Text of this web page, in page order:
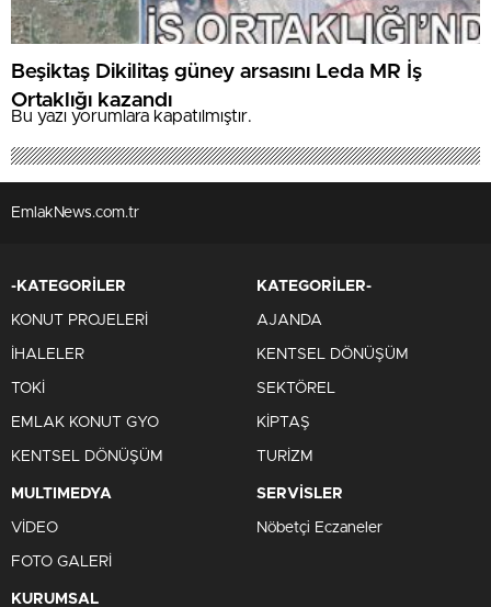
Beşiktaş Dikilitaş güney arsasını Leda MR İş
Ortaklığı kazandı
Bu yazı yorumlara kapatılmıştır.
EmlakNews.com.tr
-KATEGORİLER
KONUT PROJELERİ
İHALELER
TOKİ
EMLAK KONUT GYO
KENTSEL DÖNÜŞÜM
KATEGORİLER-
AJANDA
KENTSEL DÖNÜŞÜM
SEKTÖREL
KİPTAŞ
TURİZM
MULTIMEDYA
VİDEO
FOTO GALERİ
SERVİSLER
Nöbetçi Eczaneler
KURUMSAL